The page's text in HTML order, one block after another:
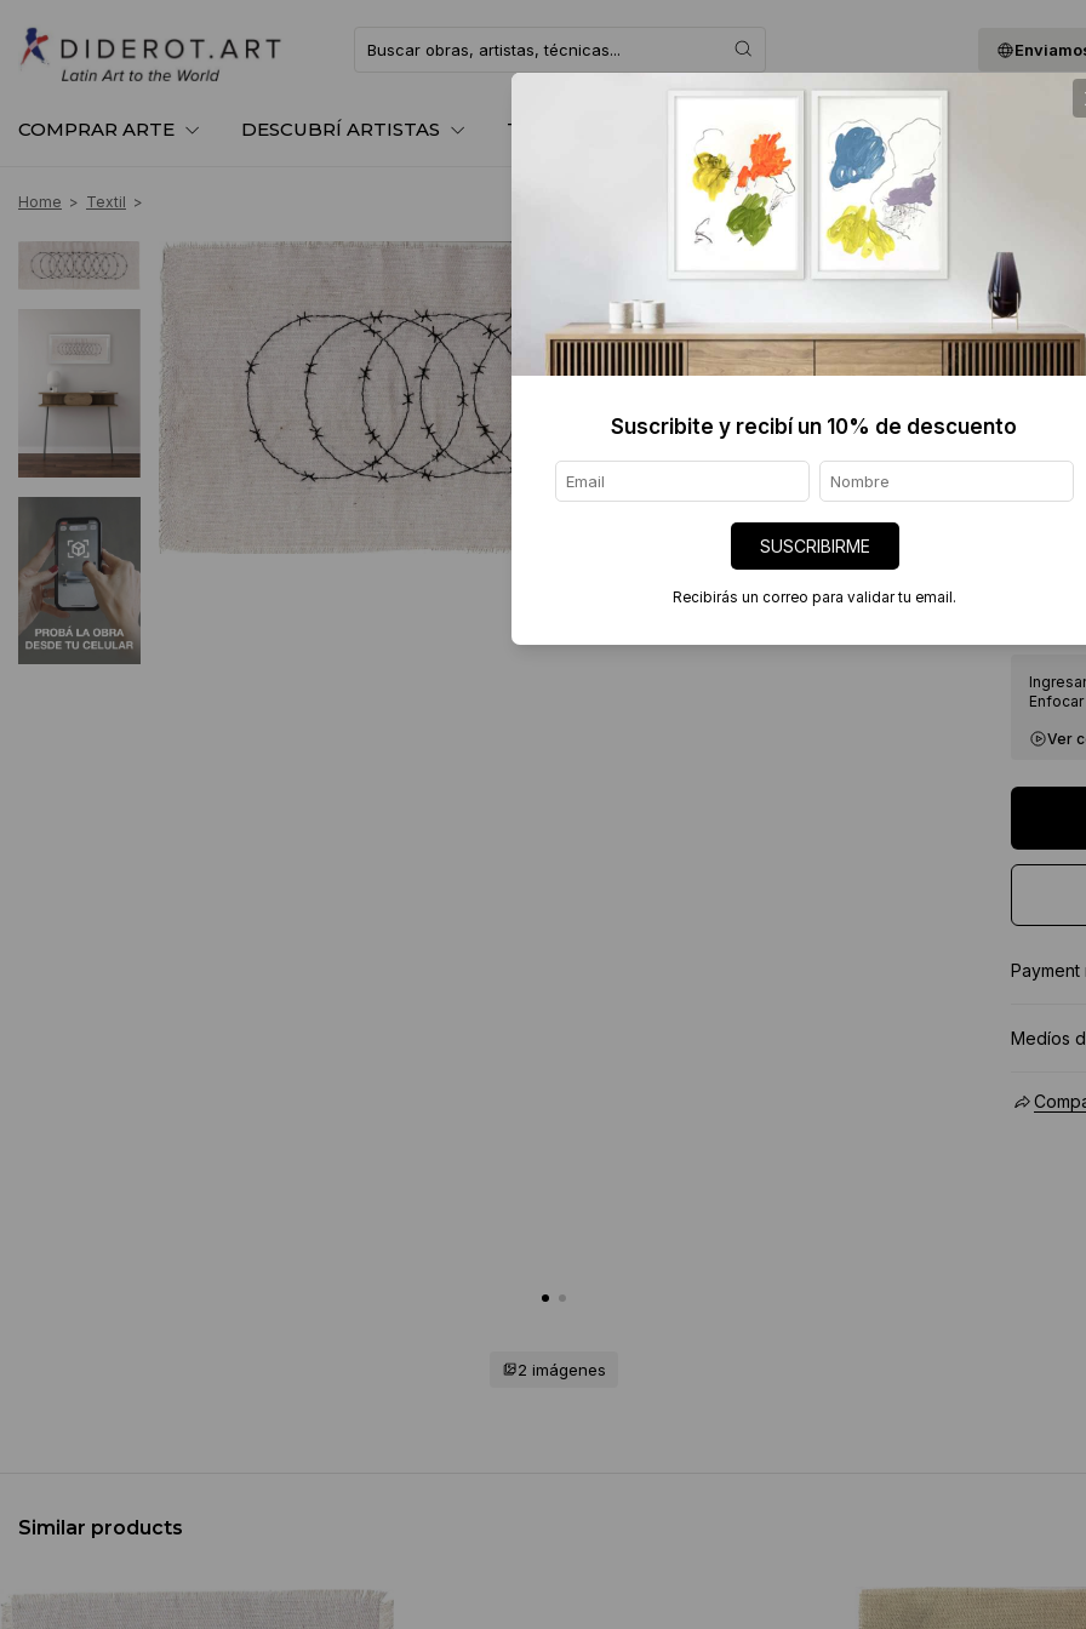
COMPRAR ARTE DESCUBRÍ ARTISTAS TE ASESORAMOS BLOG QUIENES SOMOS
Home > Textil >
2 imágenes
YAYA
$440
Ver
Payment
Medíos
Similar products
Suscribite y recibí un 10% de descuento
SUSCRIBIRME
Recibirás un correo para validar tu email.